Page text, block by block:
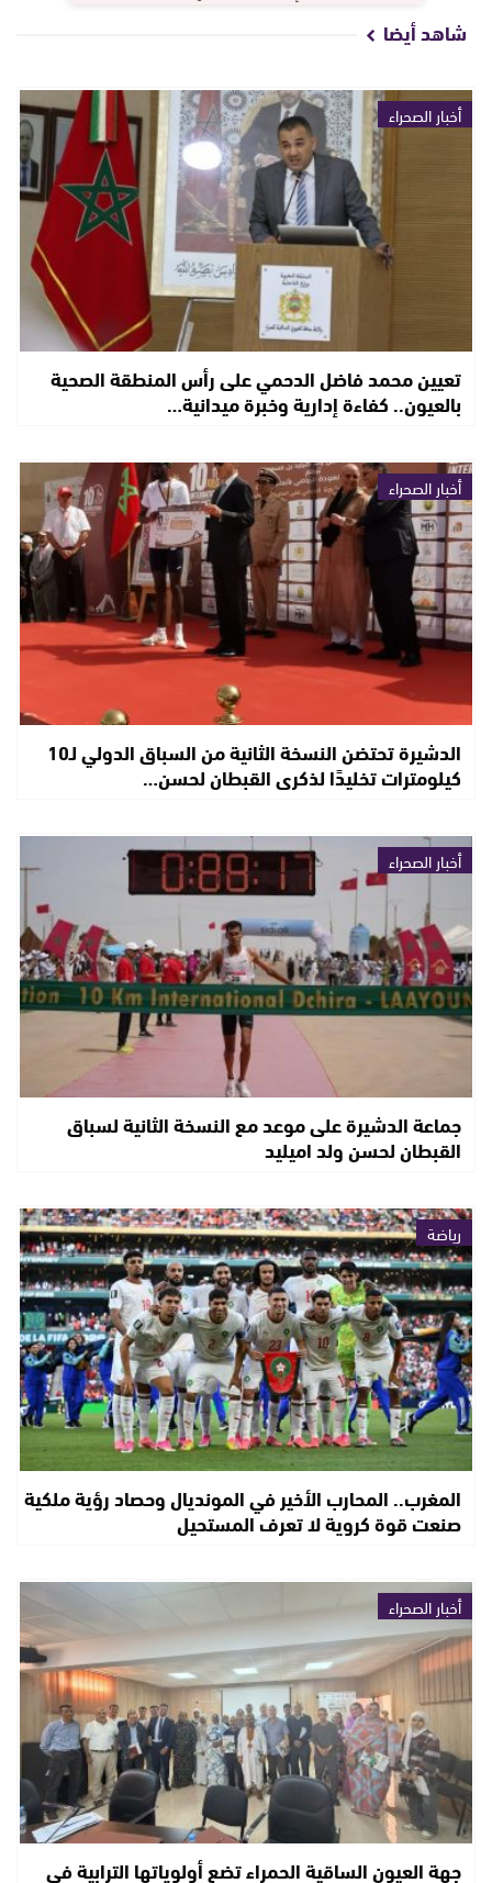
شاهد أيضا
أخبار الصحراء
تعيين محمد فاضل الدحمي على رأس المنطقة الصحية
بالعيون.. كفاءة إدارية وخبرة ميدانية…
أخبار الصحراء
الدشيرة تحتضن النسخة الثانية من السباق الدولي لـ10
كيلومترات تخليدًا لذكرى القبطان لحسن…
أخبار الصحراء
جماعة الدشيرة على موعد مع النسخة الثانية لسباق
القبطان لحسن ولد اميليد
رياضة
المغرب.. المحارب الأخير في المونديال وحصاد رؤية ملكية
صنعت قوة كروية لا تعرف المستحيل
أخبار الصحراء
جهة العيون الساقية الحمراء تضع أولوياتها الترابية في